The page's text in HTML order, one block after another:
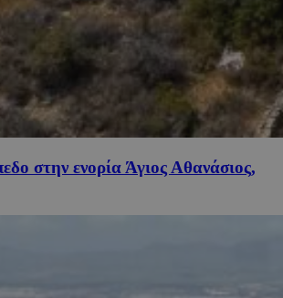
στην ενορία Άγιος Αθανάσιος,